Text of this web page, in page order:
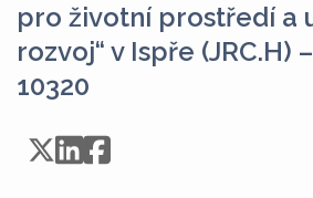
pro životní prostředí a
rozvoj“ v Ispře (JRC.H)
10320